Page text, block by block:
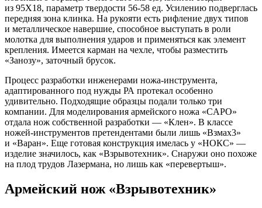
из 95X18, параметр твердости 56-58 ед. Усилению подверглась
передняя зона клинка. На рукояти есть рифление двух типов
и металлическое навершие, способное выступать в роли
молотка для выполнения ударов и применяться как элемент
крепления. Имеется карман на чехле, чтобы разместить
«Занозу», заточный брусок.
Процесс разработки инженерами ножа-инструмента,
адаптированного под нужды РА протекал особенно
удивительно. Подходящие образцы подали только три
компании. Для моделирования армейского ножа «CAPO»
отдала нож собственной разработки — «Клен». В классе
ножей-инструментов претендентами были лишь «Взмах3»
и «Варан». Еще готовая конструкция имелась у «НОКС» —
изделие значилось, как «Взрывотехник». Снаружи оно похоже
на плод трудов Лазермана, но лишь как «перевертыш».
Армейский нож «Взрывотехник»